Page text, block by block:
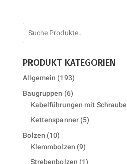
PRODUKT KATEGORIEN
Allgemein 193193
products
Baugruppen 66
products
Kabelführungen mit Schraube
Kettenspanner 55
Bolzen 1010
products
Klemmbolzen 99
products
Strebenbolzen 11